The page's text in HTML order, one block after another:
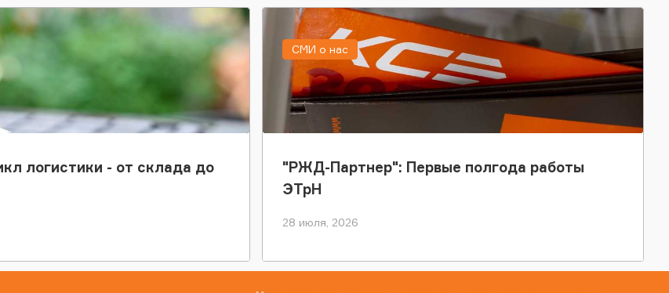
логистики - от склада до
"РЖД-Партнер": Первые полгода работы
ЭТрН
28 июля, 2026
СМИ о нас